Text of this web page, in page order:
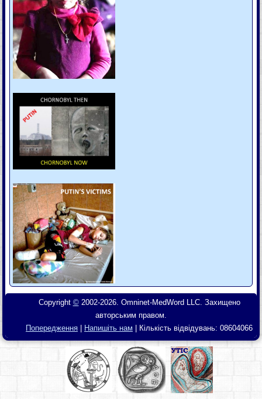
Copyright ©2002-2026. Omninet-MedWord LLC. Захищено
авторським правом.
Попередження
Напишіть нам | Кількість відвідувань: 08604066